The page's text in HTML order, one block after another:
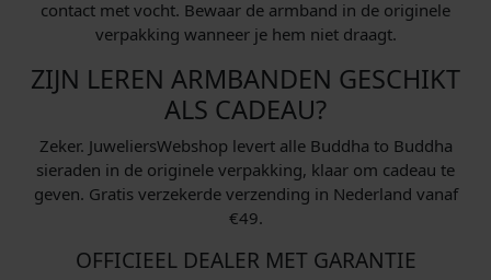
contact met vocht. Bewaar de armband in de originele
verpakking wanneer je hem niet draagt.
ZIJN LEREN ARMBANDEN GESCHIKT
ALS CADEAU?
Zeker. JuweliersWebshop levert alle Buddha to Buddha
sieraden in de originele verpakking, klaar om cadeau te
geven. Gratis verzekerde verzending in Nederland vanaf
€49.
OFFICIEEL DEALER MET GARANTIE